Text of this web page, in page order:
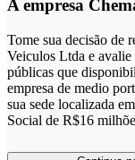
A empresa
Tome sua decisão de
Veiculos Ltda e avalie
públicas que
empresa de medio
sua sede localizada
Social de R$16